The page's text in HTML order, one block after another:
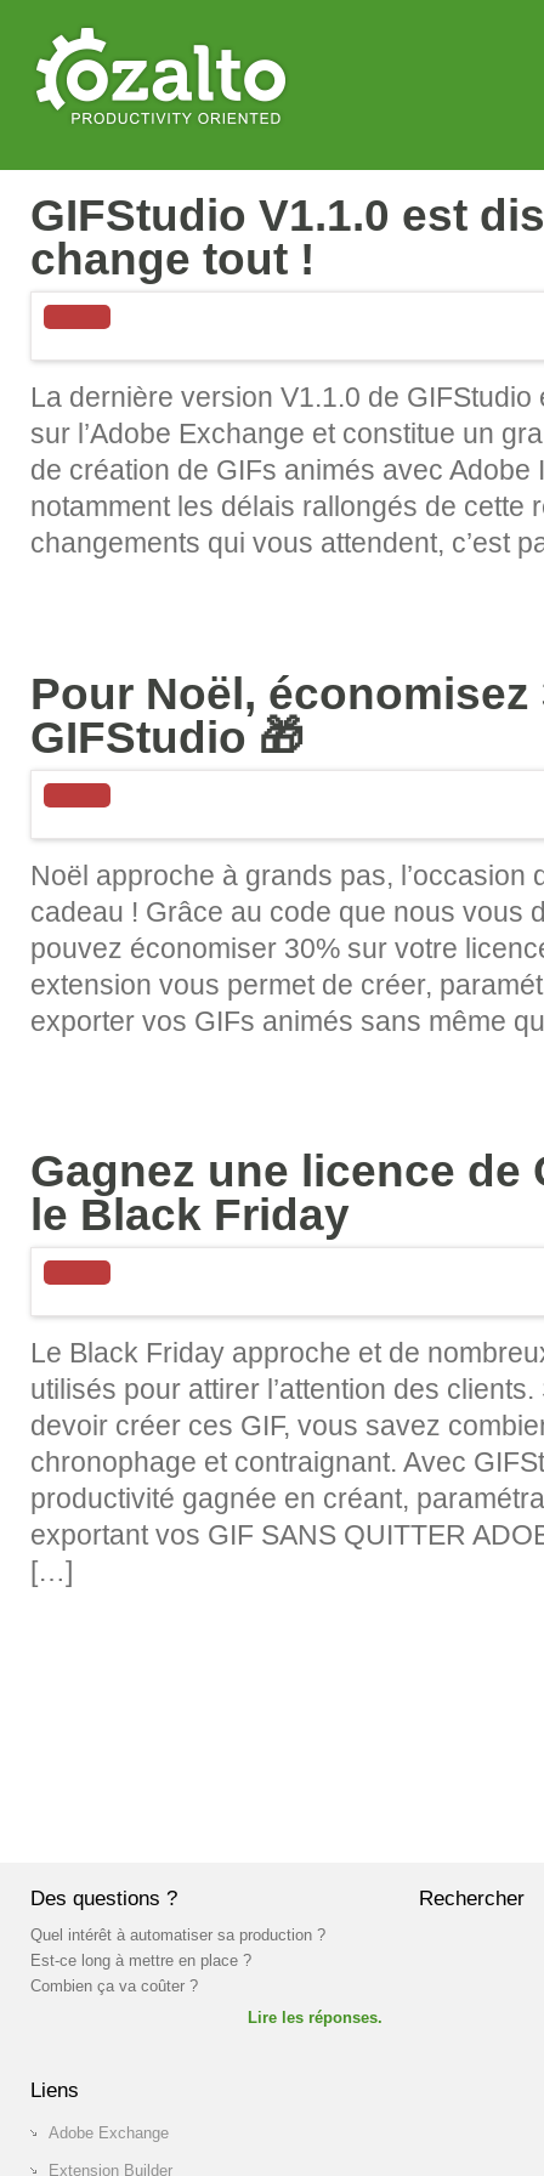
GIFStudio V1.1.0 est
change tout !
La dernière version V1.1.0 de
sur l’Adobe Exchange et constitue un
de création de GIFs animés avec Adobe
notamment les délais rallongés de cette
changements qui vous attendent, c’est
Pour Noël, économisez
GIFStudio 🎁
Noël approche à grands pas, l’occasion
cadeau ! Grâce au code que nous vous
pouvez économiser 30% sur votre
extension vous permet de créer,
exporter vos GIFs animés sans même
Gagnez une licence de
le Black Friday
Le Black Friday approche et de
utilisés pour attirer l’attention des
devoir créer ces GIF, vous savez
chronophage et contraignant. Avec
productivité gagnée en créant,
exportant vos GIF SANS QUITTER
[…]
Des questions ?
Quel intérêt à automatiser sa production ?
Est-ce long à mettre en place ?
Combien ça va coûter ?
Lire les réponses.
Liens
Adobe Exchange
Extension Builder
Rechercher